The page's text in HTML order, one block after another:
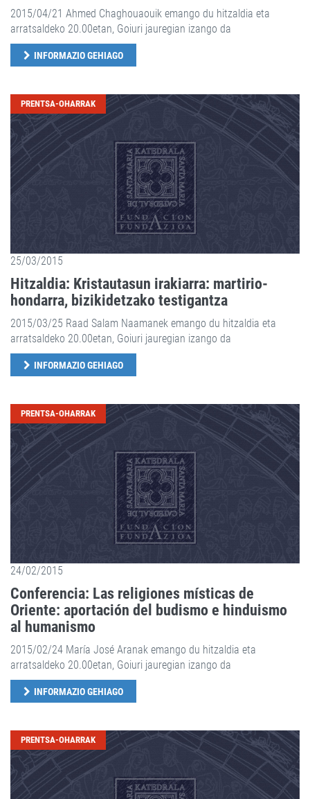
2015/04/21 Ahmed Chaghouaouik emango du hitzaldia eta
arratsaldeko 20.00etan, Goiuri jauregian izango da
INFORMAZIO GEHIAGO
PRENTSA-OHARRAK
25/03/2015
Hitzaldia: Kristautasun irakiarra: martirio-
hondarra, bizikidetzako testigantza
2015/03/25 Raad Salam Naamanek emango du hitzaldia eta
arratsaldeko 20.00etan, Goiuri jauregian izango da
INFORMAZIO GEHIAGO
PRENTSA-OHARRAK
24/02/2015
Conferencia: Las religiones místicas de
Oriente: aportación del budismo e hinduismo
al humanismo
2015/02/24 María José Aranak emango du hitzaldia eta
arratsaldeko 20.00etan, Goiuri jauregian izango da
INFORMAZIO GEHIAGO
PRENTSA-OHARRAK